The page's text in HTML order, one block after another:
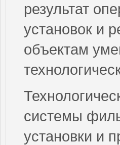
результат
установок и
объектам
системы
установки и